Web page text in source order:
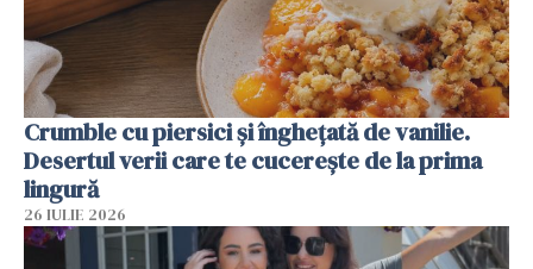
Crumble cu piersici și înghețată de vanilie.
Desertul verii care te cucerește de la prima
lingură
26 IULIE 2026